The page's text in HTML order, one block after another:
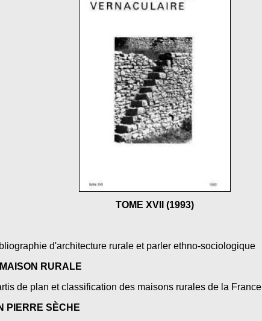
TOME XVII (1993)
d'architecture rurale et parler ethno-sociologique
RURALE
de plan et classification des maisons rurales de la France
PIERRE SÈCHE